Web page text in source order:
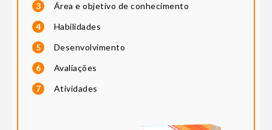
3
Área e objetivo de conhecimento
4
Habilidades
5
Desenvolvimento
6
Avaliações
7
Atividades